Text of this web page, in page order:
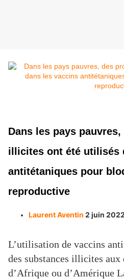
Dans les pays
illicites ont été utilisés
antitétaniques pour
reproductive
Laurent Aventin 2 juin 2022
L’utilisation de vaccins
des substances illicites aux
d’Afrique ou d’Amérique